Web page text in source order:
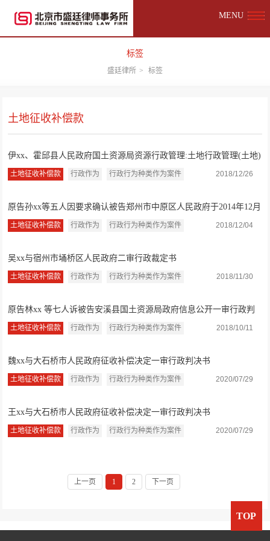
MENU
标签
盛廷律所 > 标签
土地征收补偿款
伊xx、霍邱县人民政府国土资源局资源行政管理:土地行政管理(土地)
二审行政判...
土地征收补偿款 行政作为 行政行为种类作为案件 2018/12/26
原告孙xx等五人因要求确认被告郑州市中原区人民政府于2014年12月
25日作出的...
土地征收补偿款 行政作为 行政行为种类作为案件 2018/12/04
吴xx与宿州市埇桥区人民政府二审行政裁定书
土地征收补偿款 行政作为 行政行为种类作为案件 2018/11/30
原告林xx 等七人诉被告安溪县国土资源局政府信息公开一审行政判
决书
土地征收补偿款 行政作为 行政行为种类作为案件 2018/10/11
魏xx与大石桥市人民政府征收补偿决定一审行政判决书
土地征收补偿款 行政作为 行政行为种类作为案件 2020/07/29
王xx与大石桥市人民政府征收补偿决定一审行政判决书
土地征收补偿款 行政作为 行政行为种类作为案件 2020/07/29
上一页 1 2 下一页
TOP